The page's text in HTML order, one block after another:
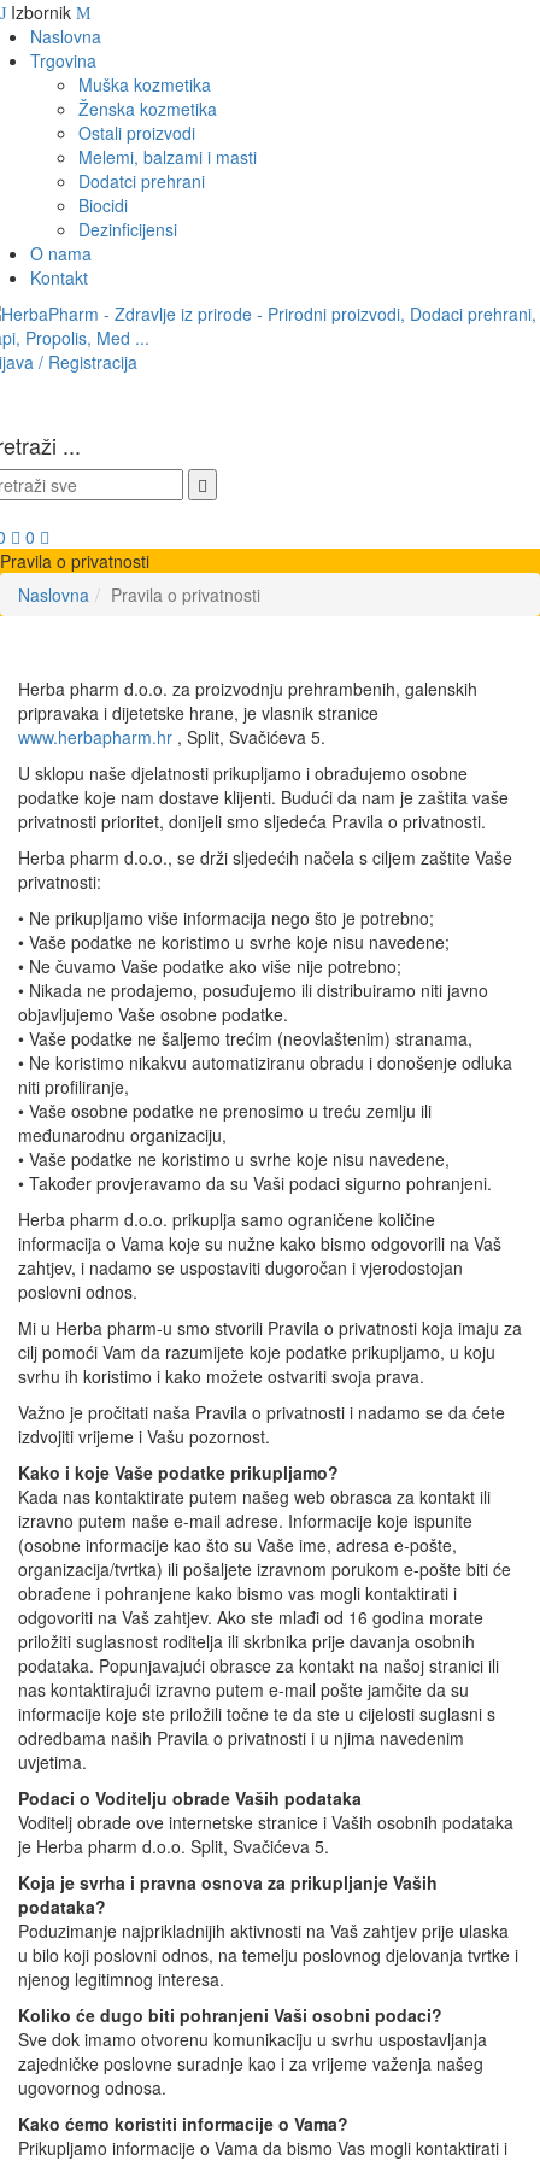
Izbornik
Naslovna
Trgovina
Muška kozmetika
Ženska kozmetika
Ostali proizvodi
Melemi, balzami i masti
Dodatci prehrani
Biocidi
Dezinficijensi
O nama
Kontakt
/ Registracija
...
0
Pravila o privatnosti
Naslovna
Pravila o privatnosti
Herba pharm d.o.o. za proizvodnju prehrambenih, galenskih
pripravaka i dijetetske hrane, je vlasnik stranice
www.herbapharm.hr , Split, Svačićeva 5.
U sklopu naše djelatnosti prikupljamo i obrađujemo osobne
podatke koje nam dostave klijenti. Budući da nam je zaštita vaše
privatnosti prioritet, donijeli smo sljedeća Pravila o privatnosti.
Herba pharm d.o.o., se drži sljedećih načela s ciljem zaštite Vaše
privatnosti:
• Ne prikupljamo više informacija nego što je potrebno;
• Vaše podatke ne koristimo u svrhe koje nisu navedene;
• Ne čuvamo Vaše podatke ako više nije potrebno;
• Nikada ne prodajemo, posuđujemo ili distribuiramo niti javno
objavljujemo Vaše osobne podatke.
• Vaše podatke ne šaljemo trećim (neovlaštenim) stranama,
• Ne koristimo nikakvu automatiziranu obradu i donošenje odluka
niti profiliranje,
• Vaše osobne podatke ne prenosimo u treću zemlju ili
međunarodnu organizaciju,
• Vaše podatke ne koristimo u svrhe koje nisu navedene,
• Također provjeravamo da su Vaši podaci sigurno pohranjeni.
Herba pharm d.o.o. prikuplja samo ograničene količine
informacija o Vama koje su nužne kako bismo odgovorili na Vaš
zahtjev, i nadamo se uspostaviti dugoročan i vjerodostojan
poslovni odnos.
Mi u Herba pharm-u smo stvorili Pravila o privatnosti koja imaju za
cilj pomoći Vam da razumijete koje podatke prikupljamo, u koju
svrhu ih koristimo i kako možete ostvariti svoja prava.
Važno je pročitati naša Pravila o privatnosti i nadamo se da ćete
izdvojiti vrijeme i Vašu pozornost.
Kako i koje Vaše podatke prikupljamo?
Kada nas kontaktirate putem našeg web obrasca za kontakt ili
izravno putem naše e-mail adrese. Informacije koje ispunite
(osobne informacije kao što su Vaše ime, adresa e-pošte,
organizacija/tvrtka) ili pošaljete izravnom porukom e-pošte biti će
obrađene i pohranjene kako bismo vas mogli kontaktirati i
odgovoriti na Vaš zahtjev. Ako ste mlađi od 16 godina morate
priložiti suglasnost roditelja ili skrbnika prije davanja osobnih
podataka. Popunjavajući obrasce za kontakt na našoj stranici ili
nas kontaktirajući izravno putem e-mail pošte jamčite da su
informacije koje ste priložili točne te da ste u cijelosti suglasni s
odredbama naših Pravila o privatnosti i u njima navedenim
uvjetima.
Podaci o Voditelju obrade Vaših podataka
Voditelj obrade ove internetske stranice i Vaših osobnih podataka
je Herba pharm d.o.o. Split, Svačićeva 5.
Koja je svrha i pravna osnova za prikupljanje Vaših
podataka?
Poduzimanje najprikladnijih aktivnosti na Vaš zahtjev prije ulaska
u bilo koji poslovni odnos, na temelju poslovnog djelovanja tvrtke i
njenog legitimnog interesa.
Koliko će dugo biti pohranjeni Vaši osobni podaci?
Sve dok imamo otvorenu komunikaciju u svrhu uspostavljanja
zajedničke poslovne suradnje kao i za vrijeme važenja našeg
ugovornog odnosa.
Kako ćemo koristiti informacije o Vama?
Prikupljamo informacije o Vama da bismo Vas mogli kontaktirati i